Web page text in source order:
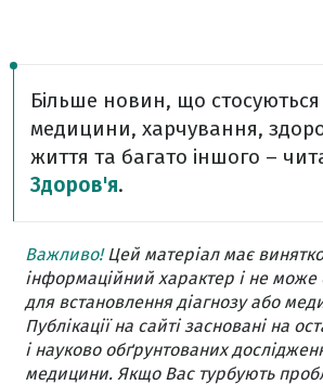
Більше новин, що стосуються
медицини, харчування,
життя та багато іншого –
Здоров'я.
Важливо!Цей матеріал має
інформаційний характер і не
для встановлення діагнозу або
Публікації на сайті засновані на
і науково обґрунтованих
медицини. Якщо Вас турбують